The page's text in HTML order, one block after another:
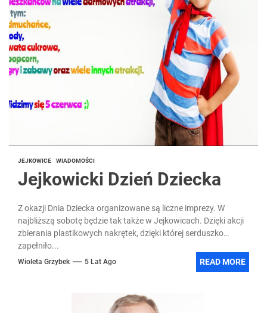
JEJKOWICE WIADOMOŚCI
Jejkowicki Dzień Dziecka
Z okazji Dnia Dziecka organizowane są liczne imprezy. W
najbliższą sobotę będzie tak także w Jejkowicach. Dzięki akcji
zbierania plastikowych nakrętek, dzięki której serduszko
zapełniło...
Wioleta Grzybek 5 Lat Ago READ MORE